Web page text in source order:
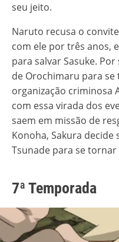
seu jeito.
Naruto recusa o
com ele por três anos,
para salvar Sasuke. Por
de Orochimaru para
organização criminosa
com essa virada dos
saem em missão de
Konoha, Sakura
Tsunade para se
7ª Temporada